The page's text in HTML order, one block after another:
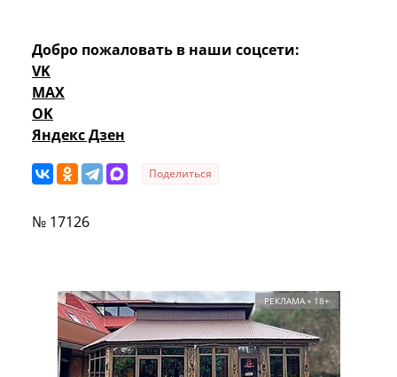
Добро пожаловать в наши соцсети:
VK
MAX
OK
Яндекс Дзен
Поделиться
№ 17126
РЕКЛАМА • 18+